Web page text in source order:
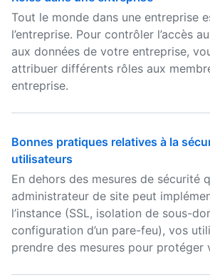
Tout le monde dans une entreprise
l’entreprise. Pour contrôler l’accès
aux données de votre entreprise,
attribuer différents rôles aux
entreprise.
Bonnes pratiques relatives à la
utilisateurs
En dehors des mesures de sécurité
administrateur de site peut
l’instance (SSL, isolation de sous-
configuration d’un pare-feu), vos
prendre des mesures pour protéger